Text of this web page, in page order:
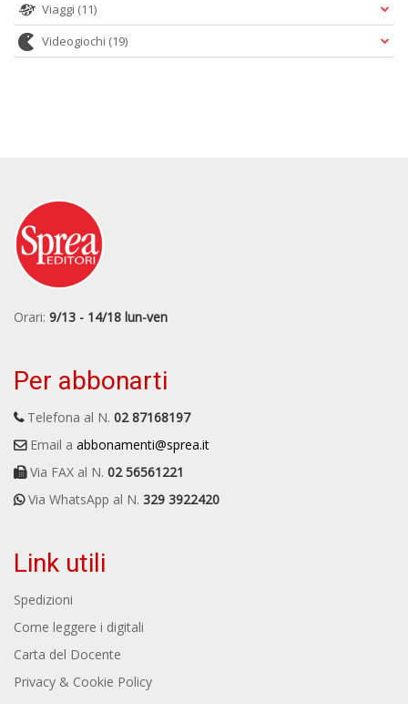
Viaggi (11)
Videogiochi (19)
Orari: 9/13 - 14/18 lun-ven
Per abbonarti
Telefona al N. 02 87168197
Email a abbonamenti@sprea.it
Via FAX al N. 02 56561221
Via WhatsApp al N. 329 3922420
Link utili
Spedizioni
Come leggere i digitali
Carta del Docente
Privacy & Cookie Policy